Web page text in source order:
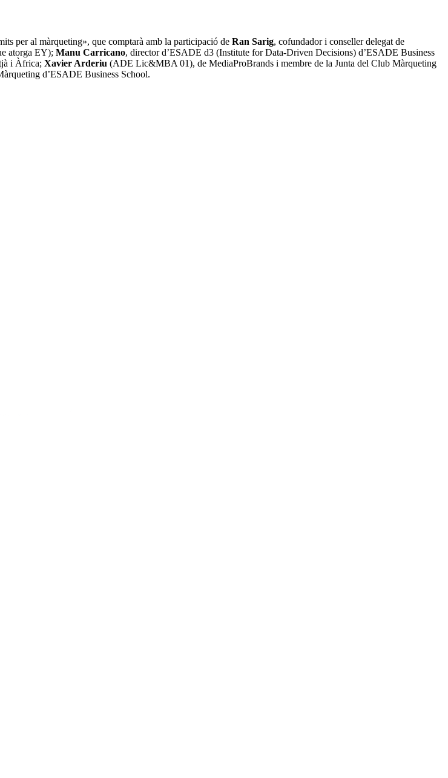
per al màrqueting», que comptarà amb la participació de Ran Sarig, cofundador i conseller delegat de
atorga EY); Manu Carricano, director d’ESADE d3 (Institute for Data-Driven Decisions) d’ESADE Business
i Àfrica; Xavier Arderiu (ADE Lic&MBA 01), de MediaProBrands i membre de la Junta del Club Màrqueting
d’ESADE Business School.